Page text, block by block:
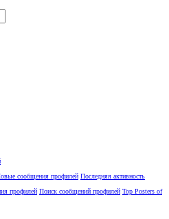
сообщения профилей Последняя активность
профилей Поиск сообщений профилей Top Posters of